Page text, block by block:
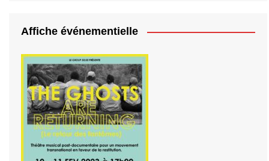
Affiche événementielle